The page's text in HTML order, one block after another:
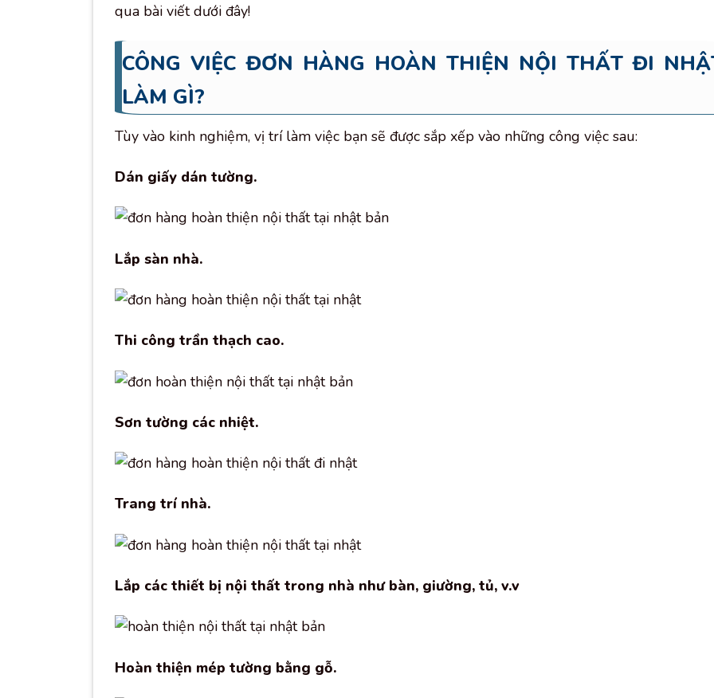
qua bài viết dưới đây!
CÔNG VIỆC ĐƠN HÀNG HOÀN THIỆN NỘI THẤT ĐI
LÀM GÌ?
Tùy vào kinh nghiệm, vị trí làm việc bạn sẽ được sắp xếp vào những công việc sau:
Dán giấy dán tường.
Lắp sàn nhà.
Thi công trần thạch cao.
Sơn tường các nhiệt.
Trang trí nhà.
Lắp các thiết bị nội thất trong nhà như bàn, giường, tủ, v.v
Hoàn thiện mép tường bằng gỗ.